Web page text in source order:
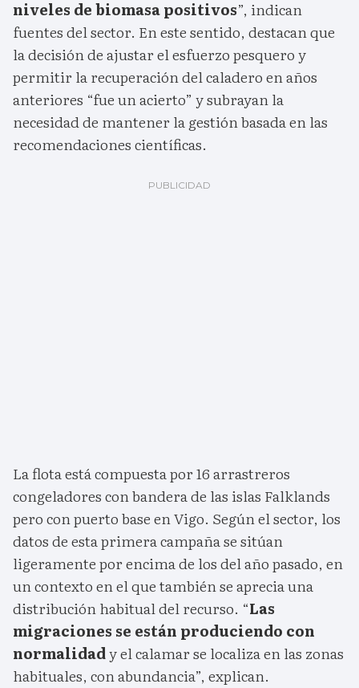
niveles de biomasa positivos”, indican
fuentes del sector. En este sentido, destacan que
la decisión de ajustar el esfuerzo pesquero y
permitir la recuperación del caladero en años
anteriores “fue un acierto” y subrayan la
necesidad de mantener la gestión basada en las
recomendaciones científicas.
La flota está compuesta por 16 arrastreros
congeladores con bandera de las islas Falklands
pero con puerto base en Vigo. Según el sector, los
datos de esta primera campaña se sitúan
ligeramente por encima de los del año pasado, en
un contexto en el que también se aprecia una
distribución habitual del recurso. “Las
migraciones se están produciendo con
normalidady el calamar se localiza en las zonas
habituales, con abundancia”, explican.